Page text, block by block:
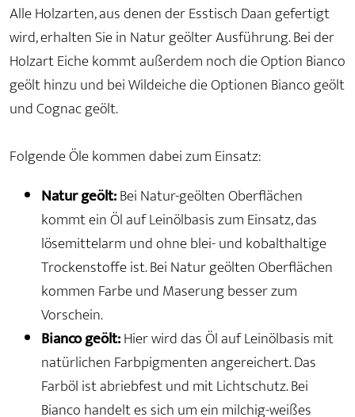
Alle Holzarten, aus denen der Esstisch Daan gefertigt
wird, erhalten Sie in Natur geölter Ausführung. Bei der
Holzart Eiche kommt außerdem noch die Option Bianco
geölt hinzu und bei Wildeiche die Optionen Bianco geölt
und Cognac geölt.
Folgende Öle kommen dabei zum Einsatz:
Natur geölt:Bei Natur-geölten Oberflächen
kommt ein Öl auf Leinölbasis zum Einsatz, das
lösemittelarm und ohne blei- und kobalthaltige
Trockenstoffe ist. Bei Natur geölten Oberflächen
kommen Farbe und Maserung besser zum
Vorschein.
Bianco geölt:Hier wird das Öl auf Leinölbasis mit
natürlichen Farbpigmenten angereichert. Das
Farböl ist abriebfest und mit Lichtschutz. Bei
Bianco handelt es sich um ein milchig-weißes